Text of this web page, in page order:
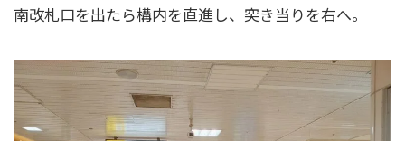
南改札口を出たら構内を直進し、突き当りを右へ。